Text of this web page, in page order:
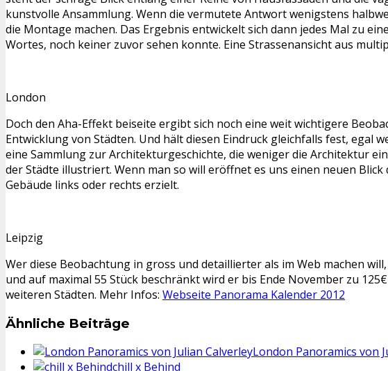
kunstvolle Ansammlung. Wenn die vermutete Antwort wenigstens
die Montage machen. Das Ergebnis entwickelt sich dann jedes Mal zu
Wortes, noch keiner zuvor sehen konnte. Eine Strassenansicht aus
London
Doch den Aha-Effekt beiseite ergibt sich noch eine weit wichtigere
Entwicklung von Städten. Und hält diesen Eindruck gleichfalls fest, egal
eine Sammlung zur Architekturgeschichte, die weniger die Architektur
der Städte illustriert. Wenn man so will eröffnet es uns einen neuen
Gebäude links oder rechts erzielt.
Leipzig
Wer diese Beobachtung in gross und detaillierter als im Web machen
und auf maximal 55 Stück beschränkt wird er bis Ende November zu
weiteren Städten. Mehr Infos: Webseite Panorama Kalender 2012
Ähnliche Beiträge
London Panoramics von
chill x Behind